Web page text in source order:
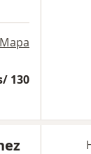
Mapa
130